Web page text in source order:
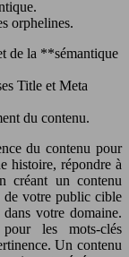
orphelines.
de la **sémantique
Title et Meta
du contenu.
du contenu pour
histoire, répondre à
créant un contenu
de votre public cible
votre domaine.
les mots-clés
Un contenu